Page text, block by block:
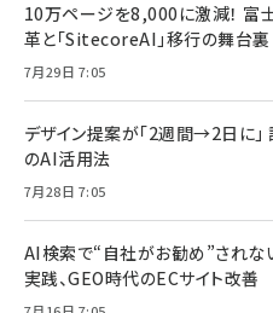
10万ページを8,000に激減！ 富
革と「SitecoreAI」移行の舞台裏
7月29日 7:05
デザイン提案が「2週間→2日に
のAI活用法
7月28日 7:05
AI検索で“自社がお勧め”されな
実践、GEO時代のECサイト改善